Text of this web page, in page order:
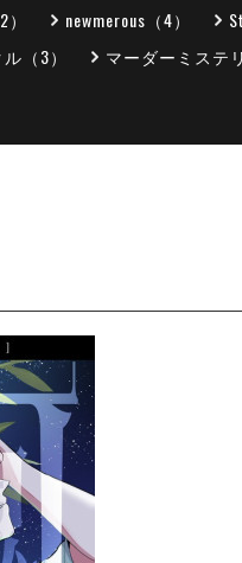
newmerous（4）
（3） マーダーミステ